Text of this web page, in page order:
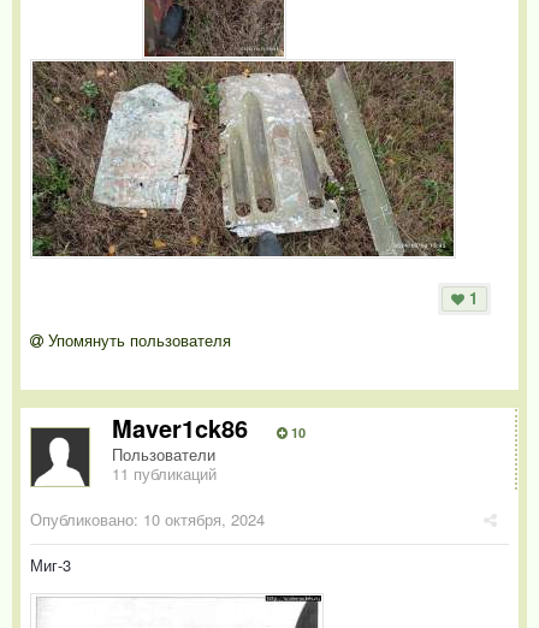
1
Упомянуть пользователя
Maver1ck86 10
Пользователи
11 публикаций
Опубликовано: 10 октября, 2024
Миг-3